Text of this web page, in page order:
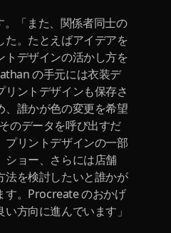
「また、関係者同士の
た。たとえばアイデアを
トデザインの活かし方を
の手元には衣装デ
ントデザインも保存さ
、誰かが色の変更を希望
のデータを呼び出すだ
プリントデザインの一部
ショー、さらには店舗
法を検討したいと誰かが
す。Procreate のおかげ
方向に進んでいます」